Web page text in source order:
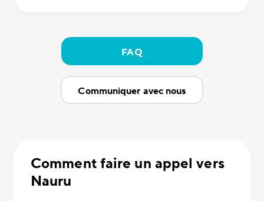
FAQ
Communiquer avec nous
Comment faire un appel vers
Nauru